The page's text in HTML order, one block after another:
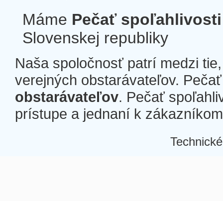
Máme Pečať spoľahlivosti
Slovenskej republiky
Naša spoločnosť patrí medzi
verejných obstarávateľov.
obstarávateľov. Pečať
prístupe a jednaní k